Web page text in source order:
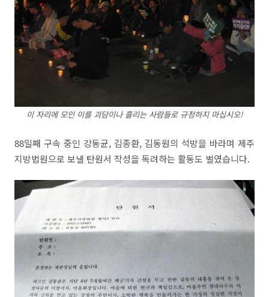
이 자리에 모인 이를 괴담이나 흘리는 사람들로 규정하지 마십시오!
88일째 구속 중인 강동균, 김종환, 김동원의 석방을 바라며 제주
지방법원으로 보낼 탄원서 작성을 독려하는 활동도 벌였습니다.